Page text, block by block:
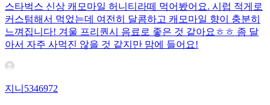
스타벅스 신상 캐모마일 허니티라떼 먹어봤어요. 시럽 적게로
커스텀해서 먹었는데 여전히 달콤하고 캐모마일 향이 충분히
느껴집니다! 겨울 프리퀀시 음료로 좋은 것 같아요ㅎㅎ 좀 달
아서 자주 사먹진 않을 것 같지만 맘에 들어요!
지니5346972